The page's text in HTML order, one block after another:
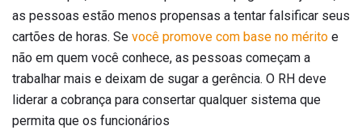
as pessoas estão menos propensas a tentar falsificar seus
cartões de horas. Se você promove com base no mérito e
não em quem você conhece, as pessoas começam a
trabalhar mais e deixam de sugar a gerência. O RH deve
liderar a cobrança para consertar qualquer sistema que
permita que os funcionários